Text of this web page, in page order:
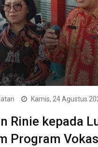
Kamis, 24 Agustus
Rinie kepada
Program